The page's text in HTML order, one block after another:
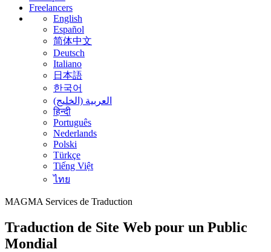
Freelancers
English
Español
简体中文
Deutsch
Italiano
日本語
한국어
العربية (الخليج)
हिन्दी
Português
Nederlands
Polski
Türkçe
Tiếng Việt
ไทย
MAGMA Services de Traduction
Traduction de Site Web pour un Public
Mondial